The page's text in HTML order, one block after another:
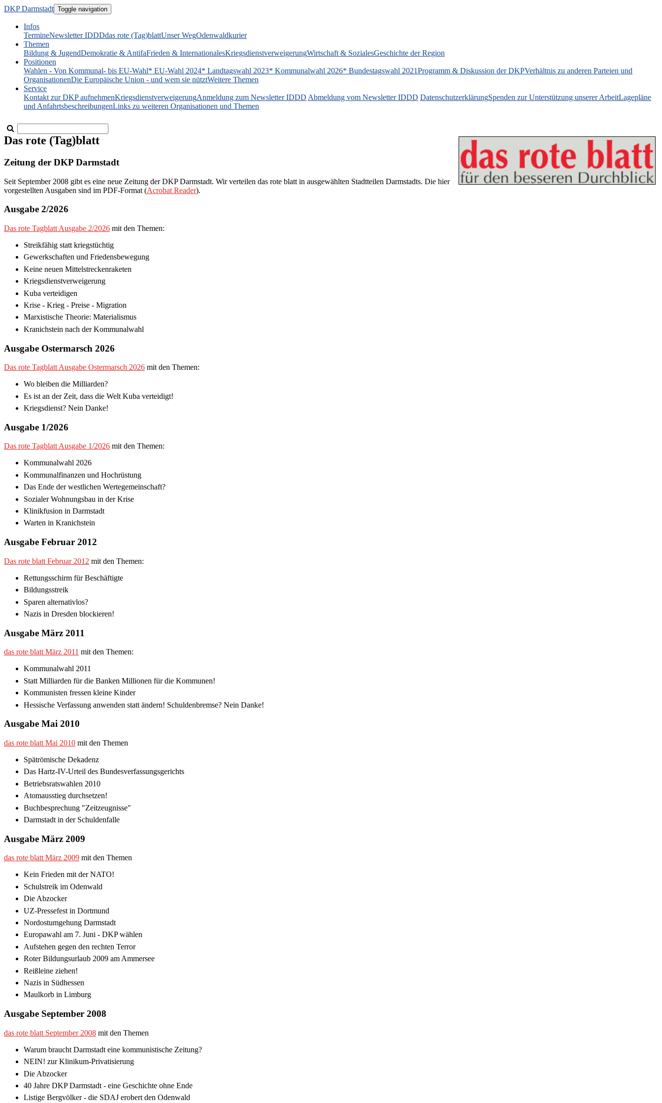
DKP Darmstadt Toggle navigation
Infos
TermineNewsletter IDDDdas rote (Tag)blattUnser WegOdenwaldkurier
Themen
Bildung & JugendDemokratie & AntifaFrieden & InternationalesKriegsdienstverweigerungWirtschaft & SozialesGeschichte der Region
Positionen
Wahlen - Von Kommunal- bis EU-Wahl* EU-Wahl 2024* Landtagswahl 2023* Kommunalwahl 2026* Bundestagswahl 2021Programm & Diskussion der DKPVerhältnis zu anderen Parteien und
OrganisationenDie Europäische Union - und wem sie nütztWeitere Themen
Service
Kontakt zur DKP aufnehmenKriegsdienstverweigerungAnmeldung zum Newsletter IDDD Abmeldung vom Newsletter IDDD DatenschutzerklärungSpenden zur Unterstützung unserer ArbeitLagepläne
und AnfahrtsbeschreibungenLinks zu weiteren Organisationen und Themen
Das rote (Tag)blatt
Zeitung der DKP Darmstadt
Seit September 2008 gibt es eine neue Zeitung der DKP Darmstadt. Wir verteilen das rote blatt in ausgewählten Stadtteilen Darmstadts. Die hier
vorgestellten Ausgaben sind im PDF-Format (Acrobat Reader).
Ausgabe 2/2026
Das rote Tagblatt Ausgabe 2/2026 mit den Themen:
Streikfähig statt kriegstüchtig
Gewerkschaften und Friedensbewegung
Keine neuen Mittelstreckenraketen
Kriegsdienstverweigerung
Kuba verteidigen
Krise - Krieg - Preise - Migration
Marxistische Theorie: Materialismus
Kranichstein nach der Kommunalwahl
Ausgabe Ostermarsch 2026
Das rote Tagblatt Ausgabe Ostermarsch 2026 mit den Themen:
Wo bleiben die Milliarden?
Es ist an der Zeit, dass die Welt Kuba verteidigt!
Kriegsdienst? Nein Danke!
Ausgabe 1/2026
Das rote Tagblatt Ausgabe 1/2026 mit den Themen:
Kommunalwahl 2026
Kommunalfinanzen und Hochrüstung
Das Ende der westlichen Wertegemeinschaft?
Sozialer Wohnungsbau in der Krise
Klinikfusion in Darmstadt
Warten in Kranichstein
Ausgabe Februar 2012
Das rote blatt Februar 2012 mit den Themen:
Rettungsschirm für Beschäftigte
Bildungsstreik
Sparen alternativlos?
Nazis in Dresden blockieren!
Ausgabe März 2011
das rote blatt März 2011 mit den Themen:
Kommunalwahl 2011
Statt Milliarden für die Banken Millionen für die Kommunen!
Kommunisten fressen kleine Kinder
Hessische Verfassung anwenden statt ändern! Schuldenbremse? Nein Danke!
Ausgabe Mai 2010
das rote blatt Mai 2010 mit den Themen
Spätrömische Dekadenz
Das Hartz-IV-Urteil des Bundesverfassungsgerichts
Betriebsratswahlen 2010
Atomausstieg durchsetzen!
Buchbesprechung "Zeitzeugnisse"
Darmstadt in der Schuldenfalle
Ausgabe März 2009
das rote blatt März 2009 mit den Themen
Kein Frieden mit der NATO!
Schulstreik im Odenwald
Die Abzocker
UZ-Pressefest in Dortmund
Nordostumgehung Darmstadt
Europawahl am 7. Juni - DKP wählen
Aufstehen gegen den rechten Terror
Roter Bildungsurlaub 2009 am Ammersee
Reißleine ziehen!
Nazis in Südhessen
Maulkorb in Limburg
Ausgabe September 2008
das rote blatt September 2008 mit den Themen
Warum braucht Darmstadt eine kommunistische Zeitung?
NEIN! zur Klinikum-Privatisierung
Die Abzocker
40 Jahre DKP Darmstadt - eine Geschichte ohne Ende
Listige Bergvölker - die SDAJ erobert den Odenwald